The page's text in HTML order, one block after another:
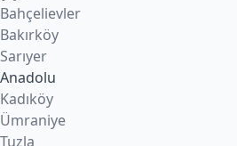
Bahçelievler
Bakırköy
Sarıyer
Anadolu
Kadıköy
Ümraniye
Tuzla